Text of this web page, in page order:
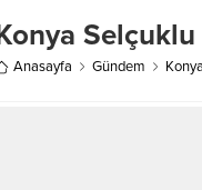
Anasayfa Gündem